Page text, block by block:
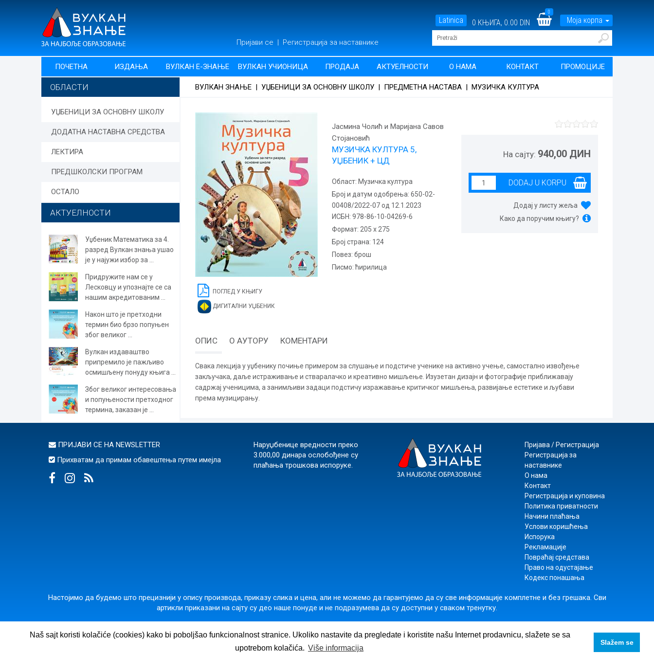
Naš sajt koristi kolačiće (cookies) kako bi poboljšao funkcionalnost stranice. Ukoliko nastavite da pregledate i koristite našu Internet prodavnicu, slažete se sa
upotrebom kolačića. Više informacija
Slažem se
Latinica 0 КЊИГА, 0.00 DIN
0
Моја корпа
Пријави се | Регистрација за наставнике
ПОЧЕТНА ИЗДАЊА ВУЛКАН Е-ЗНАЊЕ ВУЛКАН УЧИОНИЦА ПРОДАЈА АКТУЕЛНОСТИ О НАМА КОНТАКТ ПРОМОЦИЈЕ
ОБЛАСТИ
УЏБЕНИЦИ ЗА ОСНОВНУ ШКОЛУ
ДОДАТНА НАСТАВНА СРЕДСТВА
ЛЕКТИРА
ПРЕДШКОЛСКИ ПРОГРАМ
ОСТАЛО
АКТУЕЛНОСТИ
Уџбеник Математика за 4.
разред Вулкан знања ушао
је у најужи избор за ...
Придружите нам се у
Лесковцу и упознајте се са
нашим акредитованим ...
Након што је претходни
термин био брзо попуњен
због великог ...
Вулкан издаваштво
припремило је пажљиво
осмишљену понуду књига ...
Због великог интересовања
и попуњености претходног
термина, заказан је ...
ВУЛКАН ЗНАЊЕ | УЏБЕНИЦИ ЗА ОСНОВНУ ШКОЛУ | ПРЕДМЕТНА НАСТАВА | МУЗИЧКА КУЛТУРА
ПОГЛЕД У КЊИГУ
ДИГИТАЛНИ УЏБЕНИК
Јасмина Чолић и Маријана Савов
Стојановић
МУЗИЧКА КУЛТУРА 5,
УЏБЕНИК + ЦД
Област: Музичка култура
Број и датум одобрења: 650-02-
00408/2022-07 од 12.1.2023
ИСБН: 978-86-10-04269-6
Формат: 205 x 275
Број страна: 124
повез: брош
Писмо: ћирилица
На сајту: 940,00 ДИН
Додај у листу жеља
Како да поручим књигу?
ОПИС О АУТОРУ КОМЕНТАРИ
Свака лекција у уџбенику почиње примером за слушање и подстиче ученике на активно учење, самостално извођење
закључака, даље истраживање и стваралачко и креативно мишљење. Изузетан дизајн и фотографије приближавају
садржај ученицима, а занимљиви задаци подстичу изражавање критичког мишљења, развијање естетике и љубави
према музицирању.
ПРИЈАВИ СЕ НА NEWSLETTER
Прихватам да примам обавештења путем имејла
Наруџбенице вредности преко
3.000,00 динара ослобођене су
плаћања трошкова испоруке.
Пријава / Регистрација
Регистрација за
наставнике
О нама
Контакт
Регистрација и куповина
Политика приватности
Начини плаћања
Услови коришћења
Испорука
Рекламације
Повраћај средстава
Право на одустајање
Кодекс понашања
Настојимо да будемо што прецизнији у опису производа, приказу слика и цена, али не можемо да гарантујемо да су све информације комплетне и без грешака. Сви
артикли приказани на сајту су део наше понуде и не подразумева да су доступни у сваком тренутку.
©2026Вулкан издаваштво д.о.о. | Made in